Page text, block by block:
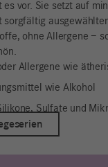
es vor. Sie setzt auf
sorgfältig
ohne Allergene –
Allergene wie
wie Alkohol
Sulfate und